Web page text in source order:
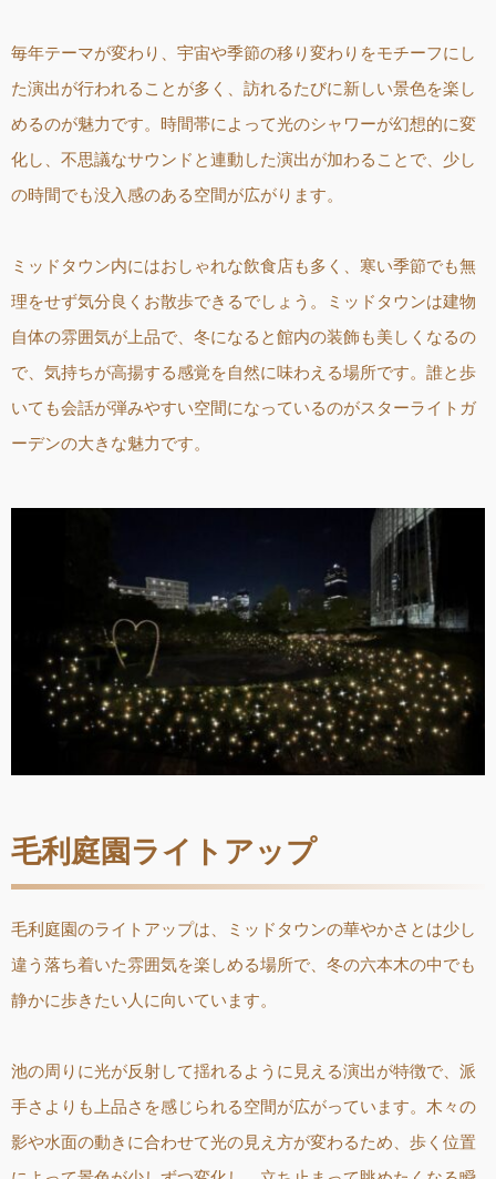
毎年テーマが変わり、宇宙や季節の移り変わりをモチーフにし
た演出が行われることが多く、訪れるたびに新しい景色を楽し
めるのが魅力です。時間帯によって光のシャワーが幻想的に変
化し、不思議なサウンドと連動した演出が加わることで、少し
の時間でも没入感のある空間が広がります。
ミッドタウン内にはおしゃれな飲食店も多く、寒い季節でも無
理をせず気分良くお散歩できるでしょう。ミッドタウンは建物
自体の雰囲気が上品で、冬になると館内の装飾も美しくなるの
で、気持ちが高揚する感覚を自然に味わえる場所です。誰と歩
いても会話が弾みやすい空間になっているのがスターライトガ
ーデンの大きな魅力です。
毛利庭園ライトアップ
毛利庭園のライトアップは、ミッドタウンの華やかさとは少し
違う落ち着いた雰囲気を楽しめる場所で、冬の六本木の中でも
静かに歩きたい人に向いています。
池の周りに光が反射して揺れるように見える演出が特徴で、派
手さよりも上品さを感じられる空間が広がっています。木々の
影や水面の動きに合わせて光の見え方が変わるため、歩く位置